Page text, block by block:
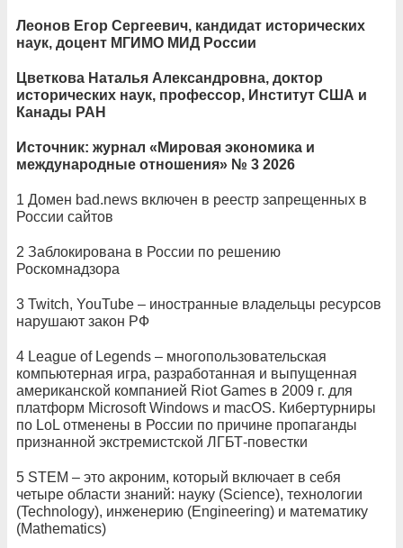
Леонов Егор Сергеевич, кандидат исторических
наук, доцент МГИМО МИД России
Цветкова Наталья Александровна, доктор
исторических наук, профессор, Институт США и
Канады РАН
Источник: журнал «Мировая экономика и
международные отношения» № 3 2026
1 Домен bad.news включен в реестр запрещенных в
России сайтов
2 Заблокирована в России по решению
Роскомнадзора
3 Twitch, YouTube – иностранные владельцы ресурсов
нарушают закон РФ
4 League of Legends – многопользовательская
компьютерная игра, разработанная и выпущенная
американской компанией Riot Games в 2009 г. для
платформ Microsoft Windows и macOS. Кибертурниры
по LoL отменены в России по причине пропаганды
признанной экстремистской ЛГБТ-повестки
5 STEM – это акроним, который включает в себя
четыре области знаний: науку (Science), технологии
(Technology), инженерию (Engineering) и математику
(Mathematics)